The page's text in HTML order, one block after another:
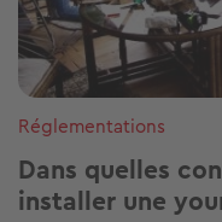
Réglementations
Dans quelles
installer une